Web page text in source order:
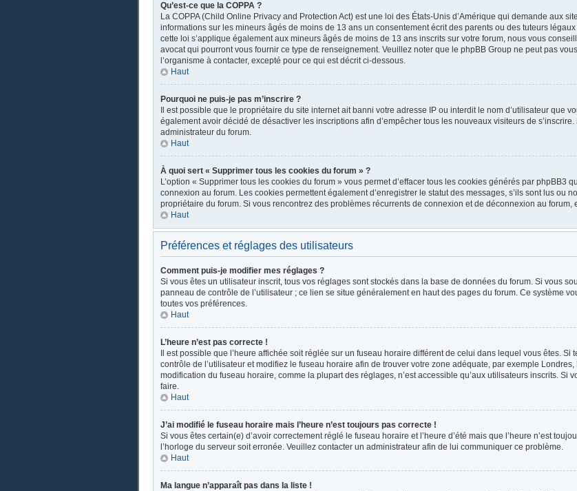
Qu’est-ce que la COPPA ?
La COPPA (Child Online Privacy and Protection Act) est une loi des États-Unis d’Amérique qui demande aux
informations sur les mineurs âgés de moins de 13 ans un consentement écrit des parents ou des tuteurs
cette loi s’applique également aux mineurs âgés de moins de 13 ans inscrits sur votre forum, nous vous
avocat qui pourront vous fournir ce type de renseignement. Veuillez noter que le phpBB Group ne peut pas
l’organisme à contacter, excepté pour ce qui est décrit ci-dessous.
Haut
Pourquoi ne puis-je pas m’inscrire ?
Il est possible que le propriétaire du site internet ait banni votre adresse IP ou interdit le nom d’utilisateur que
également avoir décidé de désactiver les inscriptions afin d’empêcher tous les nouveaux visiteurs de
administrateur du forum.
Haut
À quoi sert « Supprimer tous les cookies du forum » ?
L’option « Supprimer tous les cookies du forum » vous permet d’effacer tous les cookies générés par phpBB3
connexion au forum. Les cookies permettent également d’enregistrer le statut des messages, s’ils sont lus ou
propriétaire du forum. Si vous rencontrez des problèmes récurrents de connexion et de déconnexion au forum,
Haut
Préférences et réglages des utilisateurs
Comment puis-je modifier mes réglages ?
Si vous êtes un utilisateur inscrit, tous vos réglages sont stockés dans la base de données du forum. Si vous
panneau de contrôle de l’utilisateur ; ce lien se situe généralement en haut des pages du forum. Ce système
toutes vos préférences.
Haut
L’heure n’est pas correcte !
Il est possible que l’heure affichée soit réglée sur un fuseau horaire différent de celui dans lequel vous êtes.
contrôle de l’utilisateur et modifiez le fuseau horaire afin de trouver votre zone adéquate, par exemple
modification du fuseau horaire, comme la plupart des réglages, n’est accessible qu’aux utilisateurs inscrits. Si
faire.
Haut
J’ai modifié le fuseau horaire mais l’heure n’est toujours pas correcte !
Si vous êtes certain(e) d’avoir correctement réglé le fuseau horaire et l’heure d’été mais que l’heure n’est
l’horloge du serveur soit erronée. Veuillez contacter un administrateur afin de lui communiquer ce problème.
Haut
Ma langue n’apparaît pas dans la liste !